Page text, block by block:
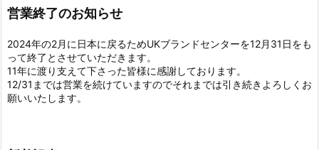
営業終了のお知らせ
2024年の2月に日本に戻るためUKブランドセンターを12月31日をも
って終了とさせていただきます。
11年に渡り支えて下さった皆様に感謝しております。
12/31までは営業を続けていますのでそれまでは引き続きよろしくお
願いいたします。